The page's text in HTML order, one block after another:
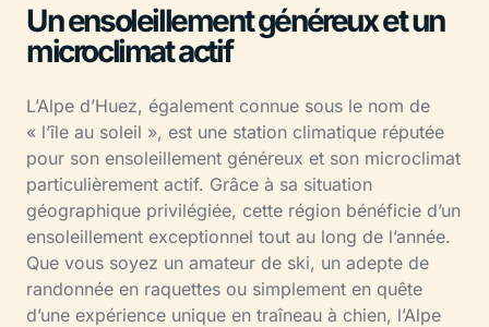
Un ensoleillement généreux et un
microclimat actif
L’Alpe d’Huez, également connue sous le nom de
« l’île au soleil », est une station climatique réputée
pour son ensoleillement généreux et son microclimat
particulièrement actif. Grâce à sa situation
géographique privilégiée, cette région bénéficie d’un
ensoleillement exceptionnel tout au long de l’année.
Que vous soyez un amateur de ski, un adepte de
randonnée en raquettes ou simplement en quête
d’une expérience unique en traîneau à chien, l’Alpe